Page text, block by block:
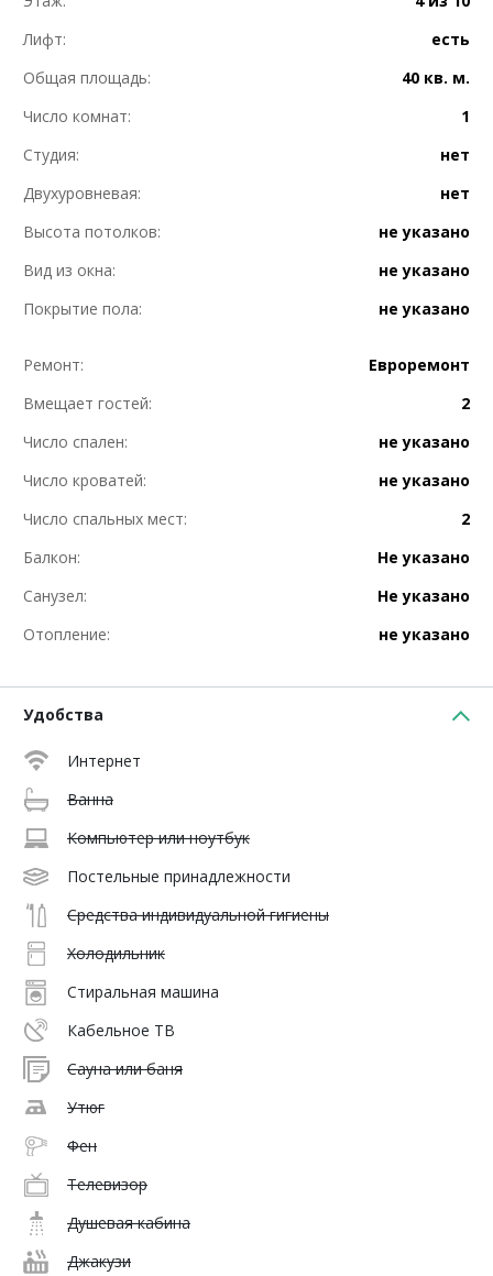
Лифт:
есть
Общая площадь:
40 кв. м.
Число комнат:
1
Студия:
нет
Двухуровневая:
нет
Высота потолков:
не указано
Вид из окна:
не указано
Покрытие пола:
не указано
Ремонт:
Евроремонт
Вмещает гостей:
2
Число спален:
не указано
Число кроватей:
не указано
Число спальных мест:
2
Балкон:
Не указано
Санузел:
Не указано
Отопление:
не указано
Удобства
Интернет
Ванна
Компьютер или ноутбук
Постельные принадлежности
Средства индивидуальной гигиены
Холодильник
Стиральная машина
Кабельное ТВ
Сауна или баня
Утюг
Фен
Телевизор
Душевая кабина
Джакузи